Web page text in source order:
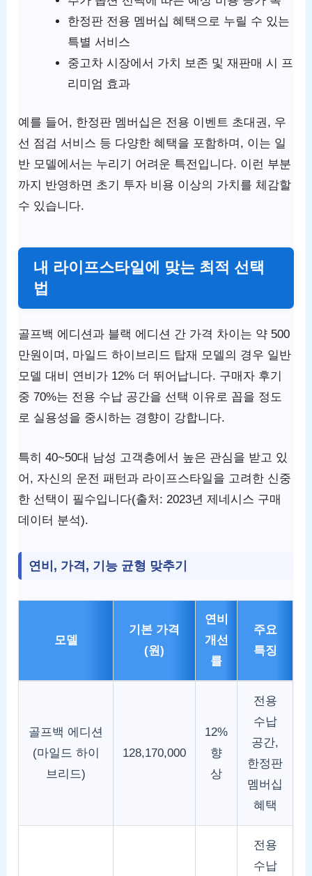
한정판 전용 멤버십 혜택으로 누릴 수 있는
특별 서비스
중고차 시장에서 가치 보존 및 재판매 시 프
리미엄 효과
예를 들어, 한정판 멤버십은 전용 이벤트 초대권, 우
선 점검 서비스 등 다양한 혜택을 포함하며, 이는 일
반 모델에서는 누리기 어려운 특전입니다. 이런 부분
까지 반영하면 초기 투자 비용 이상의 가치를 체감할
수 있습니다.
내 라이프스타일에 맞는 최적 선택
법
골프백 에디션과 블랙 에디션 간 가격 차이는 약 500
만원이며, 마일드 하이브리드 탑재 모델의 경우 일반
모델 대비 연비가 12% 더 뛰어납니다. 구매자 후기
중 70%는 전용 수납 공간을 선택 이유로 꼽을 정도
로 실용성을 중시하는 경향이 강합니다.
특히 40~50대 남성 고객층에서 높은 관심을 받고 있
어, 자신의 운전 패턴과 라이프스타일을 고려한 신중
한 선택이 필수입니다(출처: 2023년 제네시스 구매
데이터 분석).
연비, 가격, 기능 균형 맞추기
모델
기본 가격
(원)
연비
개선
률
주요
특징
골프백 에디션
(마일드 하이
브리드)
128,170,000
12%
향
상
전용
수납
공간,
한정판
멤버십
혜택
전용
수납